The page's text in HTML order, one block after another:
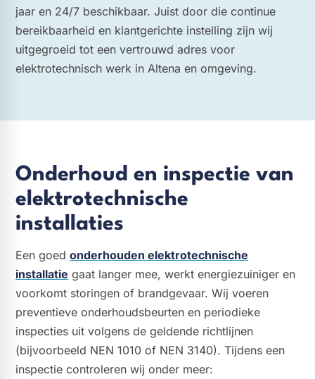
jaar en 24/7 beschikbaar. Juist door die continue
bereikbaarheid en klantgerichte instelling zijn wij
uitgegroeid tot een vertrouwd adres voor
elektrotechnisch werk in Altena en omgeving.
Onderhoud en inspectie van
elektrotechnische
installaties
Een goed onderhouden elektrotechnische
installatie gaat langer mee, werkt energiezuiniger en
voorkomt storingen of brandgevaar. Wij voeren
preventieve onderhoudsbeurten en periodieke
inspecties uit volgens de geldende richtlijnen
(bijvoorbeeld NEN 1010 of NEN 3140). Tijdens een
inspectie controleren wij onder meer: